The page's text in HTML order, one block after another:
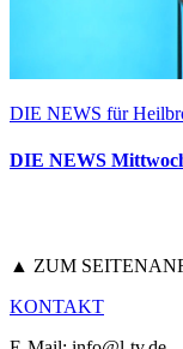
DIE NEWS für
DIE NEWS
▲ ZUM
KONTAKT